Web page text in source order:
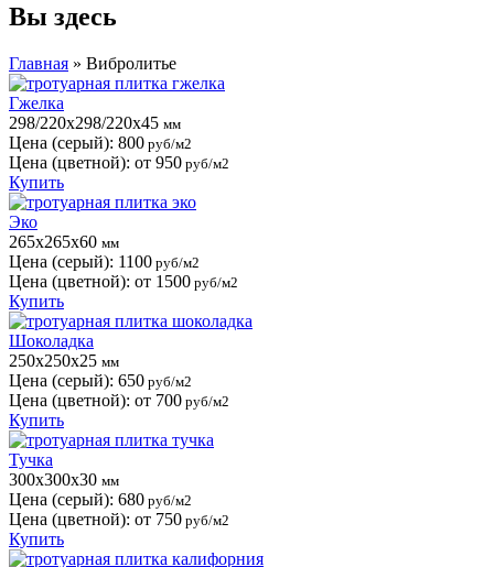
Вы здесь
Главная » Вибролитье
Гжелка
298/220х298/220х45 мм
Цена (серый): 800 руб/м2
Цена (цветной): от 950 руб/м2
Купить
Эко
265x265x60 мм
Цена (серый): 1100 руб/м2
Цена (цветной): от 1500 руб/м2
Купить
Шоколадка
250x250x25 мм
Цена (серый): 650 руб/м2
Цена (цветной): от 700 руб/м2
Купить
Тучка
300x300x30 мм
Цена (серый): 680 руб/м2
Цена (цветной): от 750 руб/м2
Купить